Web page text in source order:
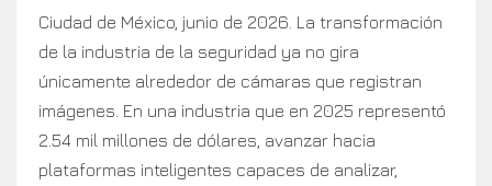
Ciudad de México, junio de 2026. La transformación
de la industria de la seguridad ya no gira
únicamente alrededor de cámaras que registran
imágenes. En una industria que en 2025 representó
2.54 mil millones de dólares, avanzar hacia
plataformas inteligentes capaces de analizar,